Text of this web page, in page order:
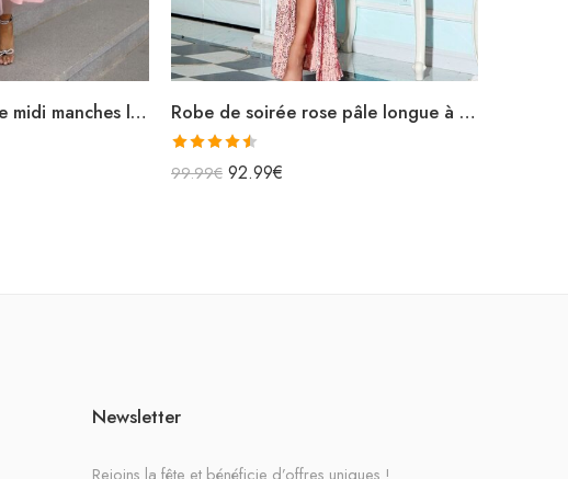
Robe de soirée rose midi manches longues transparentes col v Robe de soirée rose pâle longue à paillettes ras du cou fendue sequins
Note4.50
99.99€ 92.99€
Newsletter
Rejoins la fête et bénéficie d’offres uniques !